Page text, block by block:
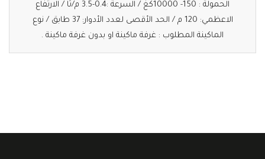
الحمولة : 150- 10000كغ / السرعة :0.4-3.5 م/ثا / الارتفاع
الاعظمي: 120 م / الحد الأقصى لعدد الأدوار: 37 طابق / نوع
الماكينة المطلوب : غرفة ماكينة او بدون غرفة ماكينة .